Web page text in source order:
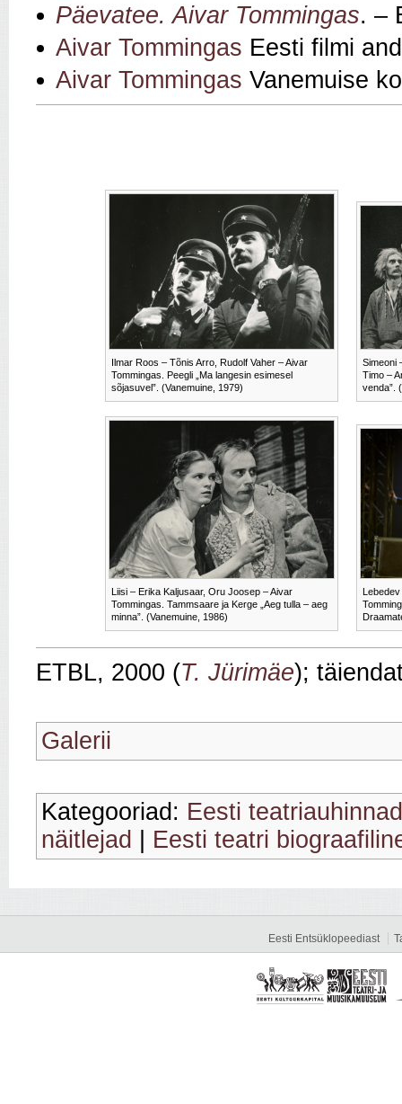
Päevatee. Aivar Tommingas. –
Aivar Tommingas Eesti filmi
Aivar Tommingas Vanemuise
Ilmar Roos – Tõnis Arro, Rudolf Vaher – Aivar
Tommingas. Peegli „Ma langesin esimesel
sõjasuvel”. (Vanemuine, 1979)
Simeoni
Timo –
venda”.
Liisi – Erika Kaljusaar, Oru Joosep – Aivar
Tommingas. Tammsaare ja Kerge „Aeg tulla – aeg
minna”. (Vanemuine, 1986)
Lebedev
ETBL, 2000 (T. Jürimäe);
Galerii
Kategooriad: Eesti
näitlejad
Eesti teatri
Eesti Entsüklopeediast